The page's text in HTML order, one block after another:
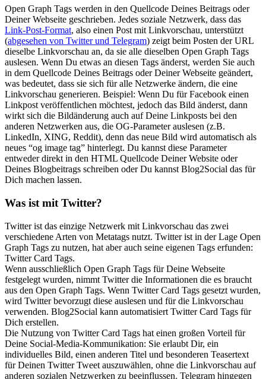
Open Graph Tags werden in den Quellcode Deines Beitrags oder
Deiner Webseite geschrieben. Jedes soziale Netzwerk, dass das
Link-Post-Format, also einen Post mit Linkvorschau, unterstützt
(abgesehen von Twitter und Telegram) zeigt beim Posten der URL
dieselbe Linkvorschau an, da sie alle dieselben Open Graph Tags
auslesen. Wenn Du etwas an diesen Tags änderst, werden Sie auch
in dem Quellcode Deines Beitrags oder Deiner Webseite geändert,
was bedeutet, dass sie sich für alle Netzwerke ändern, die eine
Linkvorschau generieren. Beispiel: Wenn Du für Facebook einen
Linkpost veröffentlichen möchtest, jedoch das Bild änderst, dann
wirkt sich die Bildänderung auch auf Deine Linkposts bei den
anderen Netzwerken aus, die OG-Parameter auslesen (z.B.
LinkedIn, XING, Reddit), denn das neue Bild wird automatisch als
neues “og image tag” hinterlegt. Du kannst diese Parameter
entweder direkt in den HTML Quellcode Deiner Website oder
Deines Blogbeitrags schreiben oder Du kannst Blog2Social das für
Dich machen lassen.
Was ist mit Twitter?
Twitter ist das einzige Netzwerk mit Linkvorschau das zwei
verschiedene Arten von Metatags nutzt. Twitter ist in der Lage Open
Graph Tags zu nutzen, hat aber auch seine eigenen Tags erfunden:
Twitter Card Tags.
Wenn ausschließlich Open Graph Tags für Deine Webseite
festgelegt wurden, nimmt Twitter die Informationen die es braucht
aus den Open Graph Tags. Wenn Twitter Card Tags gesetzt wurden,
wird Twitter bevorzugt diese auslesen und für die Linkvorschau
verwenden. Blog2Social kann automatisiert Twitter Card Tags für
Dich erstellen.
Die Nutzung von Twitter Card Tags hat einen großen Vorteil für
Deine Social-Media-Kommunikation: Sie erlaubt Dir, ein
individuelles Bild, einen anderen Titel und besonderen Teasertext
für Deinen Twitter Tweet auszuwählen, ohne die Linkvorschau auf
anderen sozialen Netzwerken zu beeinflussen. Telegram hingegen